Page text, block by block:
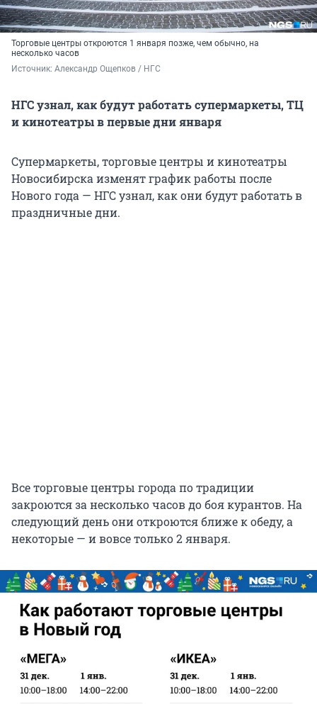
Торговые центры откроются 1 января позже, чем обычно, на
несколько часов
Источник: Александр Ощепков / НГС
НГС узнал, как будут работать супермаркеты, ТЦ
и кинотеатры в первые дни января
Супермаркеты, торговые центры и кинотеатры
Новосибирска изменят график работы после
Нового года — НГС узнал, как они будут работать в
праздничные дни.
Все торговые центры города по традиции
закроются за несколько часов до боя курантов. На
следующий день они откроются ближе к обеду, а
некоторые — и вовсе только 2 января.